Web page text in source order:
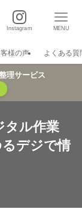
Instagram MENU
様の声 よくある質
理サービス
タル作業
デジで情